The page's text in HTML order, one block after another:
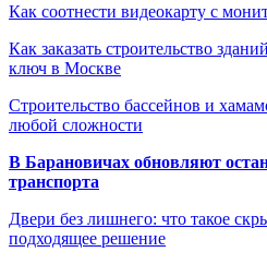
Как соотнести видеокарту с
Как заказать строительство
ключ в Москве
Строительство бассейнов и
любой сложности
В Барановичах обновляют
транспорта
Двери без лишнего: что такое
подходящее решение